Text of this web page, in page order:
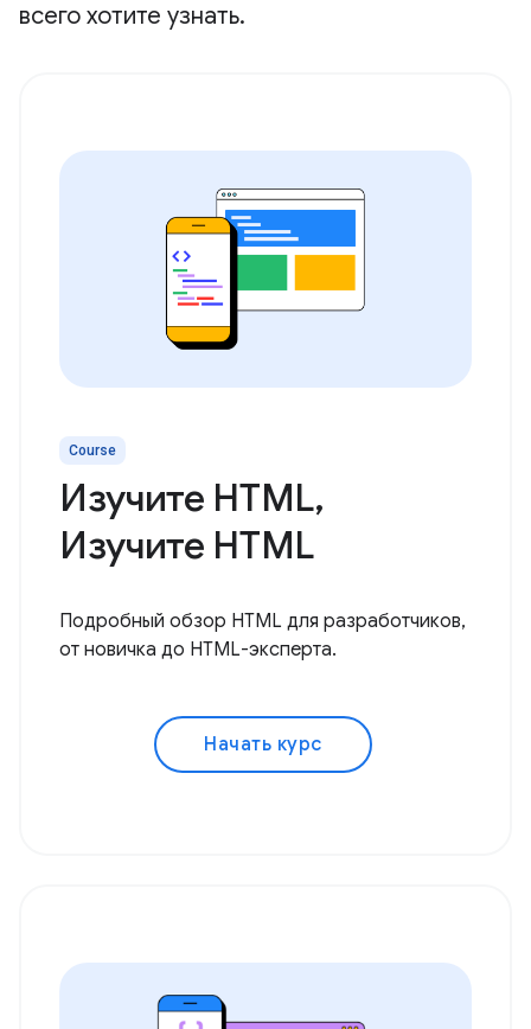
всего хотите узнать.
Course
Изучите HTML,
Изучите HTML
Подробный обзор HTML для разработчиков,
от новичка до HTML-эксперта.
Начать курс